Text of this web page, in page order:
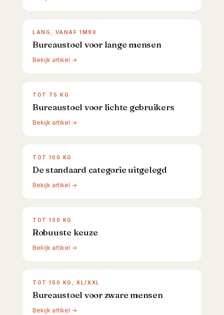
LANG, VANAF 1M90
Bureaustoel voor lange mensen
Bekijk artikel →
TOT 75 KG
Bureaustoel voor lichte gebruikers
Bekijk artikel →
TOT 100 KG
De standaard categorie uitgelegd
Bekijk artikel →
TOT 130 KG
Robuuste keuze
Bekijk artikel →
TOT 150 KG, XL/XXL
Bureaustoel voor zware mensen
Bekijk artikel →